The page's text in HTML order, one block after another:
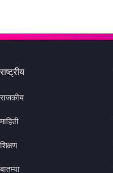
राष्ट्रीय
राजकीय
माहिती
शिक्षण
बातम्या